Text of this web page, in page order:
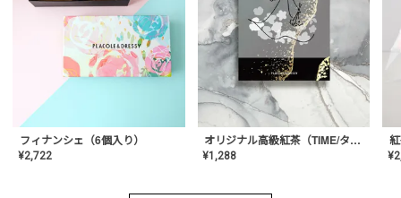
フィナンシェ（6個入り）
¥2,722
オリジナル高級紅茶（TIME/タイム）【ギフト/プチギフト/プレゼント/内祝い/結婚式/オリジナル配合/高品質/ハーブティー/茶葉/記念日/お返し/手土産/美容/おしゃれ】
¥1,288 ¥